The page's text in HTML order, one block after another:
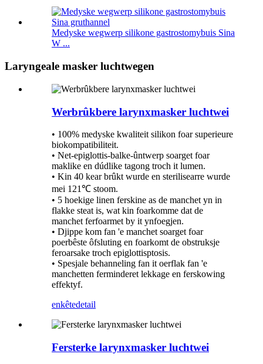
Medyske wegwerp silikone gastrostomybuis Sina
W ...
Laryngeale masker luchtwegen
Werbrûkbere larynxmasker luchtwei
• 100% medyske kwaliteit silikon foar superieure
biokompatibiliteit.
• Net-epiglottis-balke-ûntwerp soarget foar
maklike en dúdlike tagong troch it lumen.
• Kin 40 kear brûkt wurde en sterilisearre wurde
mei 121℃ stoom.
• 5 hoekige linen ferskine as de manchet yn in
flakke steat is, wat kin foarkomme dat de
manchet ferfoarmet by it ynfoegjen.
• Djippe kom fan 'e manchet soarget foar
poerbêste ôfsluting en foarkomt de obstruksje
feroarsake troch epiglottisptosis.
• Spesjale behanneling fan it oerflak fan 'e
manchetten ferminderet lekkage en ferskowing
effektyf.
enkêtedetail
Fersterke larynxmasker luchtwei